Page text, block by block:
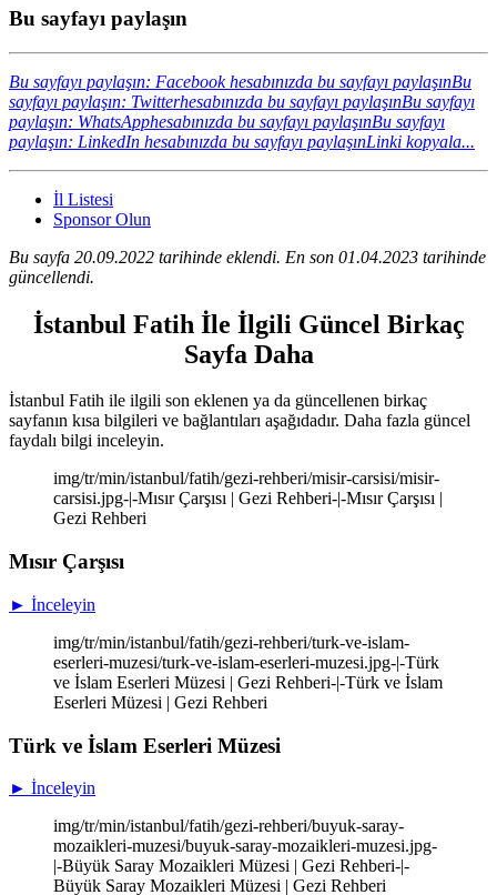
Bu sayfayı paylaşın
Bu sayfayı paylaşın: Facebook hesabınızda bu sayfayı paylaşınBu
sayfayı paylaşın: Twitterhesabınızda bu sayfayı paylaşınBu sayfayı
paylaşın: WhatsApphesabınızda bu sayfayı paylaşınBu sayfayı
paylaşın: LinkedIn hesabınızda bu sayfayı paylaşınLinki kopyala...
İl Listesi
Sponsor Olun
Bu sayfa 20.09.2022 tarihinde eklendi. En son 01.04.2023 tarihinde
güncellendi.
İstanbul Fatih İle İlgili Güncel Birkaç
Sayfa Daha
İstanbul Fatih ile ilgili son eklenen ya da güncellenen birkaç
sayfanın kısa bilgileri ve bağlantıları aşağıdadır. Daha fazla güncel
faydalı bilgi inceleyin.
img/tr/min/istanbul/fatih/gezi-rehberi/misir-carsisi/misir-
carsisi.jpg-|-Mısır Çarşısı | Gezi Rehberi-|-Mısır Çarşısı |
Gezi Rehberi
Mısır Çarşısı
► İnceleyin
img/tr/min/istanbul/fatih/gezi-rehberi/turk-ve-islam-
eserleri-muzesi/turk-ve-islam-eserleri-muzesi.jpg-|-Türk
ve İslam Eserleri Müzesi | Gezi Rehberi-|-Türk ve İslam
Eserleri Müzesi | Gezi Rehberi
Türk ve İslam Eserleri Müzesi
► İnceleyin
img/tr/min/istanbul/fatih/gezi-rehberi/buyuk-saray-
mozaikleri-muzesi/buyuk-saray-mozaikleri-muzesi.jpg-
|-Büyük Saray Mozaikleri Müzesi | Gezi Rehberi-|-
Büyük Saray Mozaikleri Müzesi | Gezi Rehberi